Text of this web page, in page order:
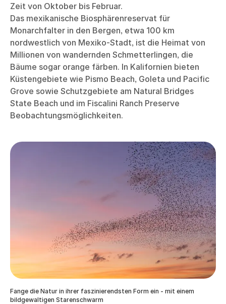
Zeit von Oktober bis Februar.
Das mexikanische Biosphärenreservat für
Monarchfalter in den Bergen, etwa 100 km
nordwestlich von Mexiko-Stadt, ist die Heimat von
Millionen von wandernden Schmetterlingen, die
Bäume sogar orange färben. In Kalifornien bieten
Küstengebiete wie Pismo Beach, Goleta und Pacific
Grove sowie Schutzgebiete am Natural Bridges
State Beach und im Fiscalini Ranch Preserve
Beobachtungsmöglichkeiten.
Fange die Natur in ihrer faszinierendsten Form ein - mit einem
bildgewaltigen Starenschwarm